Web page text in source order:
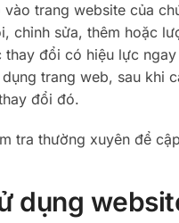
trang website của
chỉnh sửa, thêm hoặc
thay đổi có hiệu lực
trang web, sau
đổi đó.
tra thường xuyên để
dụng